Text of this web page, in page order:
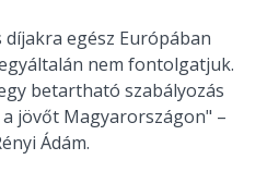
egész Európában
nem fontolgatjuk.
betartható szabályozás
jövőt Magyarországon" –
Ádám.